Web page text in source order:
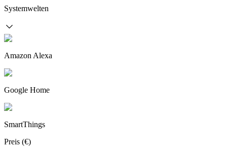
Systemwelten
Amazon Alexa
Google Home
SmartThings
Preis (€)